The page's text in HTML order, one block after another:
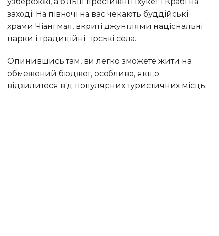
заході. На півночі на вас чекають буддійські
храми Чіангмая, вкриті джунглями національні
парки і традиційні гірські села.
Опинившись там, ви легко зможете жити на
обмежений бюджет, особливо, якщо
відхилитеся від популярних туристичних місць.